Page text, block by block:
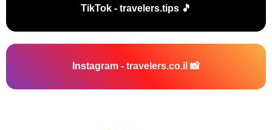
🎵 TikTok - travelers.tips
📸 Instagram - travelers.co.il